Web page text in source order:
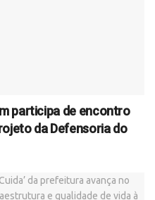
participa de encontro
da Defensoria do